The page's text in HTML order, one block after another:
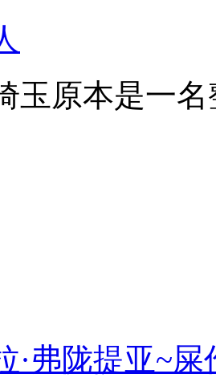
玉原本是一名
·弗陇提亚~